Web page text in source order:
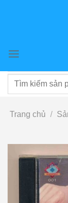
Tìm
Trang chủ /